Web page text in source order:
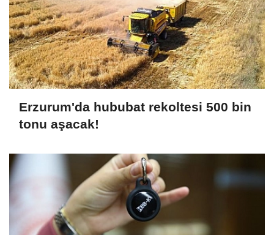
Erzurum'da hububat rekoltesi 500 bin
tonu aşacak!